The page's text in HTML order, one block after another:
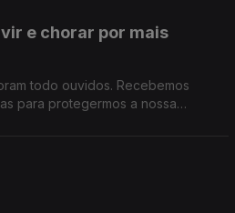
e chorar por mais
todo ouvidos. Recebemos
para protegermos a nossa